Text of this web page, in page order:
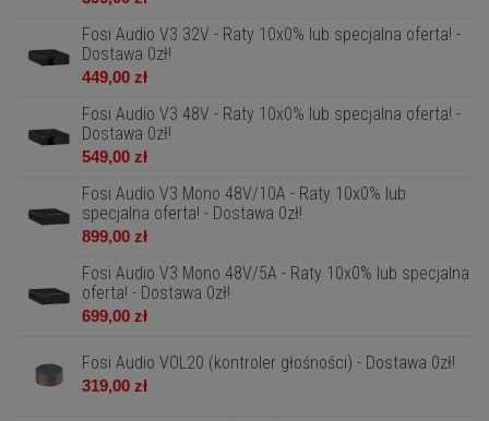
Fosi Audio V3 32V - Raty 10x0% lub specjalna oferta! -
Dostawa 0zł!
449,00 zł
Fosi Audio V3 48V - Raty 10x0% lub specjalna oferta! -
Dostawa 0zł!
549,00 zł
Fosi Audio V3 Mono 48V/10A - Raty 10x0% lub
specjalna oferta! - Dostawa 0zł!
899,00 zł
Fosi Audio V3 Mono 48V/5A - Raty 10x0% lub specjalna
oferta! - Dostawa 0zł!
699,00 zł
Fosi Audio VOL20 (kontroler głośności) - Dostawa 0zł!
319,00 zł